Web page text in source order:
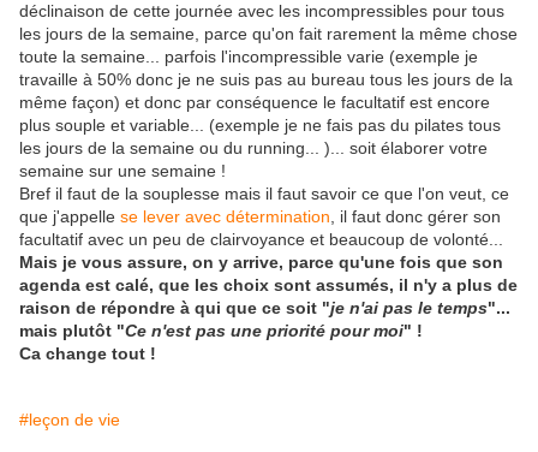
déclinaison de cette journée avec les incompressibles pour tous
les jours de la semaine, parce qu'on fait rarement la même chose
toute la semaine... parfois l'incompressible varie (exemple je
travaille à 50% donc je ne suis pas au bureau tous les jours de la
même façon) et donc par conséquence le facultatif est encore
plus souple et variable... (exemple je ne fais pas du pilates tous
les jours de la semaine ou du running... )... soit élaborer votre
semaine sur une semaine !
Bref il faut de la souplesse mais il faut savoir ce que l'on veut, ce
que j'appelle se lever avec détermination , il faut donc gérer son
facultatif avec un peu de clairvoyance et beaucoup de volonté...
Mais je vous assure, on y arrive, parce qu'une fois que son
agenda est calé, que les choix sont assumés, il n'y a plus de
raison de répondre à qui que ce soit "je n'ai pas le temps"...
mais plutôt "Ce n'est pas une priorité pour moi" !
Ca change tout !
#leçon de vie